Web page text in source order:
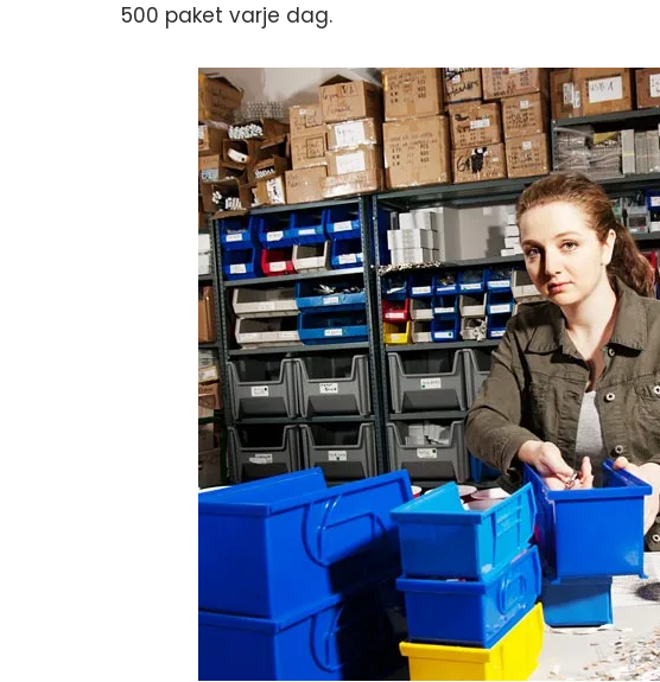
500 paket varje dag.